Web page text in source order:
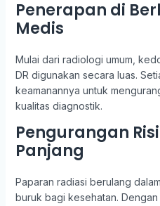
Penerapan di
Medis
Mulai dari radiologi umum,
DR digunakan secara luas.
keamanannya untuk
kualitas diagnostik.
Pengurangan
Panjang
Paparan radiasi berulang
buruk bagi kesehatan.